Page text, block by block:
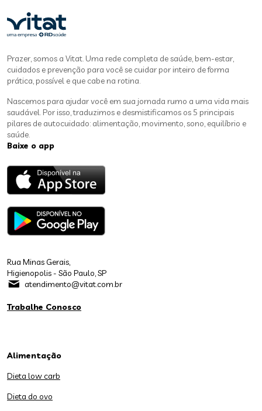
Prazer, somos a Vitat. Uma rede completa de saúde, bem-estar,
cuidados e prevenção para você se cuidar por inteiro de forma
prática, possível e que cabe na rotina.
Nascemos para ajudar você em sua jornada rumo a uma vida mais
saudável. Por isso, traduzimos e desmistificamos os 5 principais
pilares de autocuidado: alimentação, movimento, sono, equilíbrio e
saúde.
Baixe o app
Rua Minas Gerais,
Higienopolis - São Paulo, SP
atendimento@vitat.com.br
Trabalhe Conosco
Alimentação
Dieta low carb
Dieta do ovo